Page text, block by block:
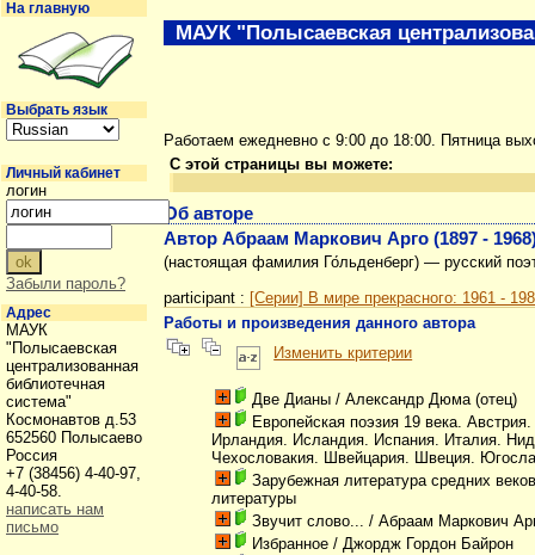
Работаем ежедневно с 9:00 до 18:00. Пятница
С этой страницы вы можете:
Об авторе
Автор Абраам Маркович Арго (1897 -
(настоящая фамилия Го́льденберг) — русский
participant : [Серии] В мире прекрасного: 1961 -
Работы и произведения данного автора
Изменить критерии
Две Дианы / Александр Дюма (отец)
Европейская поэзия 19 века.
Ирландия. Исландия. Испания. Италия.
Чехословакия. Швейцария. Швеция.
Зарубежная литература средних
литературы
Звучит слово... / Абраам Маркович
Избранное / Джордж Гордон Байрон
МАУК "Полысаевская
На главную
Выбрать язык
Личный кабинет
логин
Забыли пароль?
Адрес
МАУК
"Полысаевская
централизованная
библиотечная
система"
Космонавтов д.53
652560 Полысаево
Россия
+7 (38456) 4-40-97,
4-40-58.
написать нам
письмо